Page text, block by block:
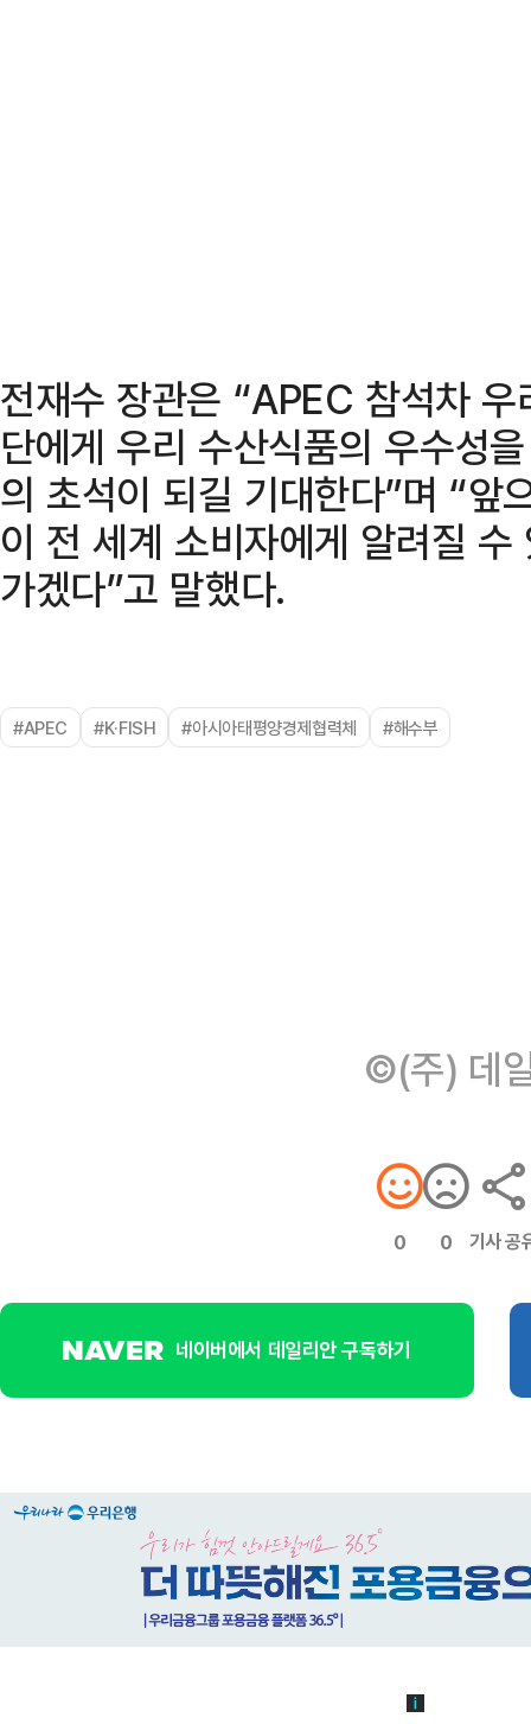
전재수 장관은 “APEC 참석차
단에게 우리 수산식품의 우수성
의 초석이 되길 기대한다”며 “앞
이 전 세계 소비자에게 알려질
가겠다”고 말했다.
#APEC #K·FISH #아시아태평양경제협력체 #해수부
©(주) 데
0 0 기사 공
네이버에서 데일리안 구독하기